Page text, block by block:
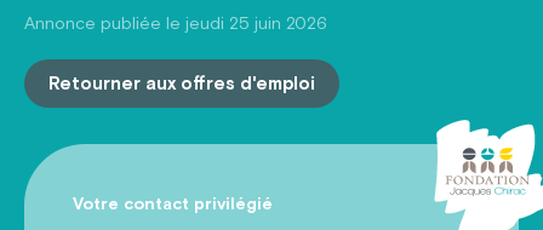
Annonce publiée le jeudi 25 juin 2026
Retourner aux offres d'emploi
Votre contact privilégié